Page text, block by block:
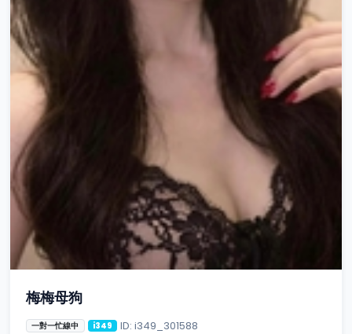
梅梅母狗
一對一忙線中 i349 ID: i349_301588